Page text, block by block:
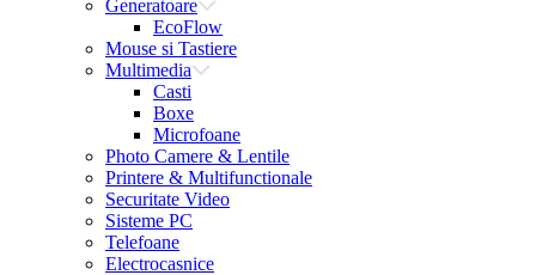
Generatoare
EcoFlow
Mouse si Tastiere
Multimedia
Casti
Boxe
Microfoane
Photo Camere & Lentile
Printere & Multifunctionale
Securitate Video
Sisteme PC
Telefoane
Electrocasnice